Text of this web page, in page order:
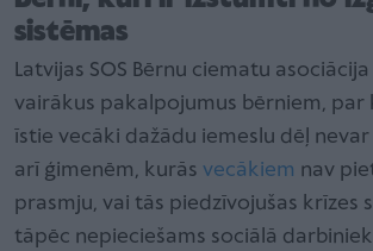
sistēmas
Latvijas SOS Bērnu ciematu
vairākus pakalpojumus bērniem, par
īstie vecāki dažādu iemeslu dēļ
arī ģimenēm, kurās vecākiem nav
prasmju, vai tās piedzīvojušas krīzes
tāpēc nepieciešams sociālā